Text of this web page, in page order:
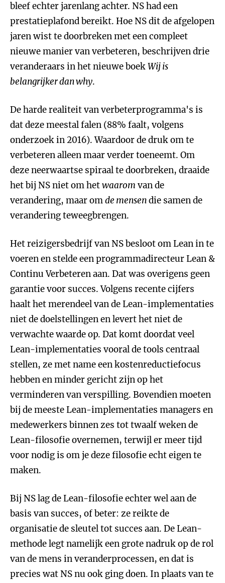
bleef echter jarenlang achter. NS had een
prestatieplafond bereikt. Hoe NS dit de afgelopen
jaren wist te doorbreken met een compleet
nieuwe manier van verbeteren, beschrijven drie
veranderaars in het nieuwe boekWij is
belangrijker dan why.
De harde realiteit van verbeterprogramma's is
dat deze meestal falen (88% faalt, volgens
onderzoek in 2016). Waardoor de druk om te
verbeteren alleen maar verder toeneemt. Om
deze neerwaartse spiraal te doorbreken, draaide
het bij NS niet om hetwaarom van de
verandering, maar omde mensendie samen de
verandering teweegbrengen.
Het reizigersbedrijf van NS besloot om Lean in te
voeren en stelde een programmadirecteur Lean &
Continu Verbeteren aan. Dat was overigens geen
garantie voor succes. Volgens recente cijfers
haalt het merendeel van de Lean-implementaties
niet de doelstellingen en levert het niet de
verwachte waarde op. Dat komt doordat veel
Lean-implementaties vooral de tools centraal
stellen, ze met name een kostenreductiefocus
hebben en minder gericht zijn op het
verminderen van verspilling. Bovendien moeten
bij de meeste Lean-implementaties managers en
medewerkers binnen zes tot twaalf weken de
Lean-filosofie overnemen, terwijl er meer tijd
voor nodig is om je deze filosofie echt eigen te
maken.
Bij NS lag de Lean-filosofie echter wel aan de
basis van succes, of beter: ze reikte de
organisatie de sleutel tot succes aan. De Lean-
methode legt namelijk een grote nadruk op de rol
van de mens in veranderprocessen, en dat is
precies wat NS nu ook ging doen. In plaats van te